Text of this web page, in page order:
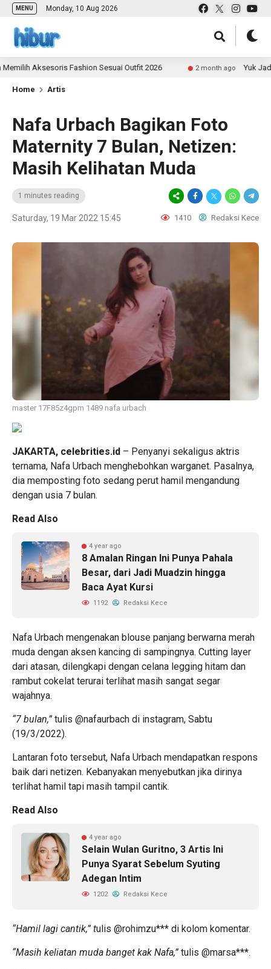
MENU Monday, 10 Aug 2026
Aksesoris Fashion Sesuai Outfit 2026 2 month ago Yuk Jadi
Home Artis
Nafa Urbach Bagikan Foto
Maternity 7 Bulan, Netizen:
Masih Kelihatan Muda
1 minutes reading
Saturday, 19 Mar 2022 15:45 1410 Redaksi Kece
master 17F85z4gpm 1489 nafa urbach
JAKARTA, celebrities.id – Penyanyi sekaligus aktris
ternama, Nafa Urbach menghebohkan warganet. Pasalnya,
dia memposting foto sedang perut hamil mengandung
dengan usia 7 bulan.
Read Also
4 year ago
8 Amalan Ringan Ini Punya Pahala
Besar, dari Jadi Muadzin hingga
Baca Ayat Kursi
1192 Redaksi Kece
Nafa Urbach mengenakan blouse panjang berwarna merah
muda dengan aksen kancing di sampingnya. Cutting layer
dari atasan, dilengkapi dengan celana legging hitam dan
rambut cokelat terurai terlihat masih sangat segar
wajahnya.
“7 bulan,” tulis @nafaurbach di instagram, Sabtu
(19/3/2022).
Lantaran foto tersebut, Nafa Urbach mendapatkan respons
baik dari netizen. Kebanyakan menyebutkan jika dirinya
terlihat hamil tapi masih tampil cantik.
Read Also
4 year ago
Selain Wulan Guritno, 3 Artis Ini
Punya Syarat Sebelum Syuting
Adegan Intim
1202 Redaksi Kece
“Hamil lagi cantik,” tulis @rohimzu*** di kolom komentar.
“Masih keliatan muda banget kak Nafa,” tulis @marsa***.